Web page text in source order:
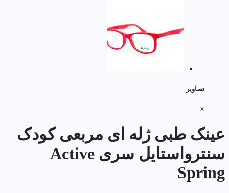
تصاویر
×
عینک طبی ژله ای مربعی کودک
سنترواستایل سری Active
Spring